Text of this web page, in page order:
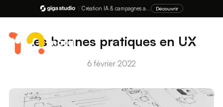
| Création IA & campagnes ads Découvrir
MENU
Les bonnes pratiques en UX
6 février 2022